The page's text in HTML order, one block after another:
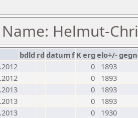
Name: Helmut-
bdld rd datumf Kerg elo+/-
0
1893
0
1893
0
1893
0
1893
0
1930